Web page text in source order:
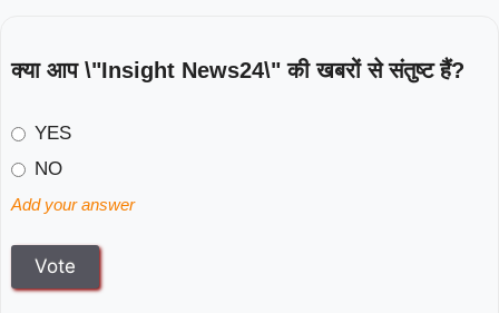
क्या आप \"Insight News24\" की खबरों से संतुष्ट हैं?
YES
NO
Add your answer